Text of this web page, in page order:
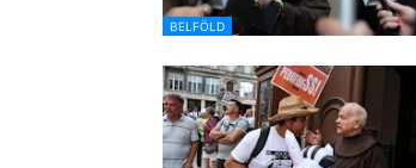
BELFÖLD